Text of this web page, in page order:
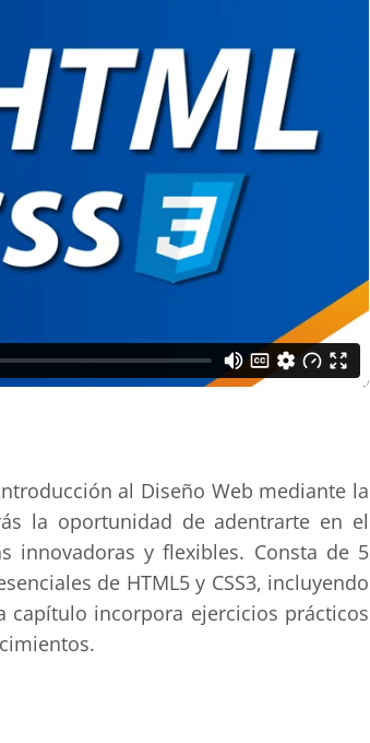
al Diseño Web mediante la
la oportunidad de adentrarte en el
innovadoras y flexibles. Consta de 5
de HTML5 y CSS3, incluyendo
capítulo incorpora ejercicios prácticos